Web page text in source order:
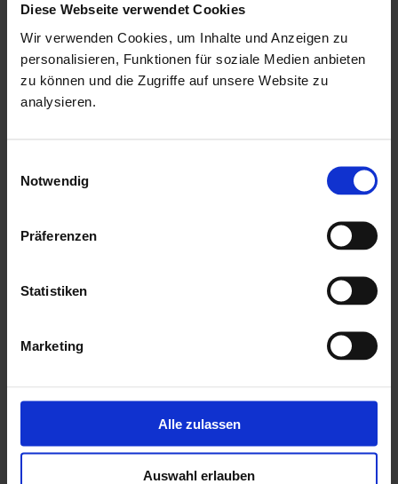
Diese Webseite verwendet Cookies
Wir verwenden Cookies, um Inhalte und Anzeigen zu
personalisieren, Funktionen für soziale Medien anbieten
zu können und die Zugriffe auf unsere Website zu
analysieren.
Notwendig
Präferenzen
Statistiken
Marketing
Alle zulassen
Auswahl erlauben
unter das Gartenhaus gelegt. Durch die
Kesseldruckimprägnierung der Bodenbalken sind diese vor
Witterungseinflüssen und holzzersetzenden Pilzen bereits
geschützt. Die praktische und vormontierte Tür sorgt mit
Gartenhaus und sichert den Inhalt nebenbei effektiv vor
sorgt für großzügigen Tageslichteinfall.
Mehr zu HGM Gartenhäuser